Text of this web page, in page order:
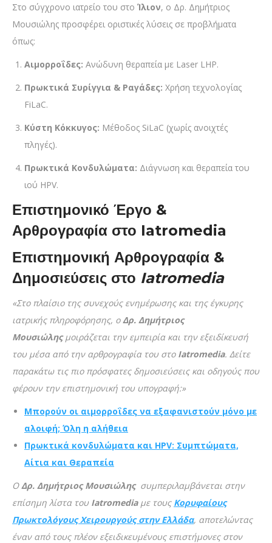
Στο σύγχρονο ιατρείο του στο Ίλιον, ο Δρ. Δημήτριος
Μουσιώλης προσφέρει οριστικές λύσεις σε προβλήματα
όπως:
Αιμορροΐδες: Ανώδυνη θεραπεία με Laser LHP.
Πρωκτικά Συρίγγια & Ραγάδες: Χρήση τεχνολογίας
FiLaC.
Κύστη Κόκκυγος: Μέθοδος SiLaC (χωρίς ανοιχτές
πληγές).
Πρωκτικά Κονδυλώματα: Διάγνωση και θεραπεία του
ιού HPV.
Επιστημονικό Έργο &
Αρθρογραφία στο Iatromedia
Επιστημονική Αρθρογραφία &
Δημοσιεύσεις στο Iatromedia
«Στο πλαίσιο της συνεχούς ενημέρωσης και της έγκυρης
ιατρικής πληροφόρησης, ο Δρ. Δημήτριος
Μουσιώληςμοιράζεται την εμπειρία και την εξειδίκευσή
του μέσα από την αρθρογραφία του στο Iatromedia. Δείτε
παρακάτω τις πιο πρόσφατες δημοσιεύσεις και οδηγούς που
φέρουν την επιστημονική του υπογραφή:»
Μπορούν οι αιμορροΐδες να εξαφανιστούν μόνο με
αλοιφή; Όλη η αλήθεια
Πρωκτικά κονδυλώματα και HPV: Συμπτώματα,
Αίτια και Θεραπεία
Ο Δρ. Δημήτριος Μουσιώλης συμπεριλαμβάνεται στην
επίσημη λίστα του Iatromediaμε τους Κορυφαίους
Πρωκτολόγους Χειρουργούς στην Ελλάδα, αποτελώντας
έναν από τους πλέον εξειδικευμένους επιστήμονες στον